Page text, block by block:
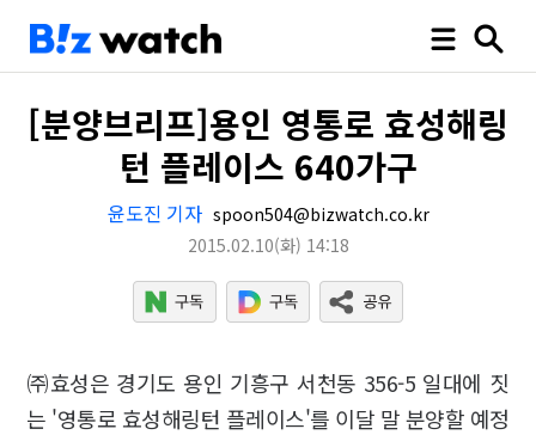
[분양브리프]용인 영통로 효성해링
턴 플레이스 640가구
윤도진 기자 spoon504@bizwatch.co.kr
2015.02.10(화) 14:18
㈜효성은 경기도 용인 기흥구 서천동 356-5 일대에 짓
는 '영통로 효성해링턴 플레이스'를 이달 말 분양할 예정